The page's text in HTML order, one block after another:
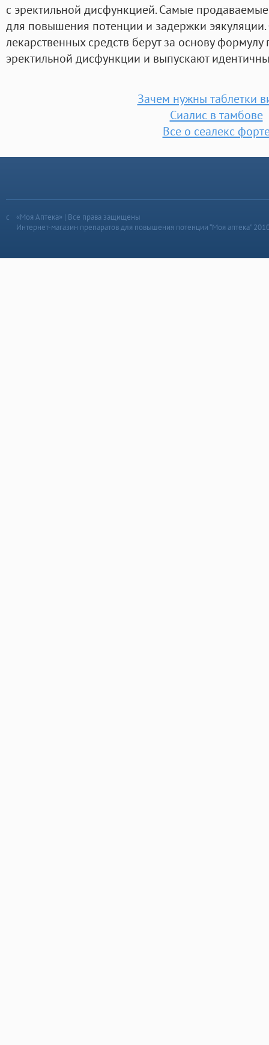
с эректильной дисфункцией. Самые
для повышения потенции и задержки
лекарственных средств берут за основу
эректильной дисфункции и выпускают
Зачем нужны таблетки
Сиалис в тамбове
Все о сеалекс
«Моя Аптека» | Все права защищены
Интернет-магазин препаратов для повышения потенции “Моя аптека”